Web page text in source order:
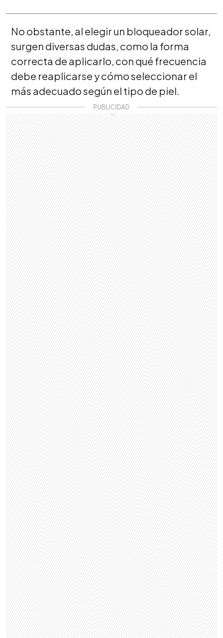
No obstante, al elegir un bloqueador solar,
surgen diversas dudas, como la forma
correcta de aplicarlo, con qué frecuencia
debe reaplicarse y cómo seleccionar el
más adecuado según el tipo de piel.